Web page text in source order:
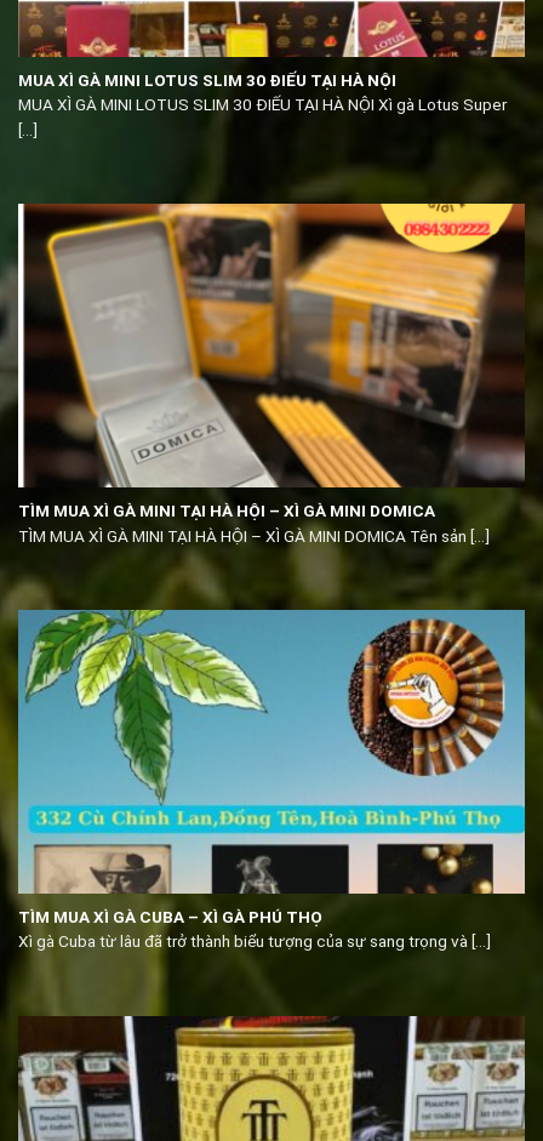
MUA XÌ GÀ MINI LOTUS SLIM 30 ĐIẾU TẠI HÀ NỘI
MUA XÌ GÀ MINI LOTUS SLIM 30 ĐIẾU TẠI HÀ NỘI Xì gà Lotus Super
[...]
TÌM MUA XÌ GÀ MINI TẠI HÀ HỘI – XÌ GÀ MINI DOMICA
TÌM MUA XÌ GÀ MINI TẠI HÀ HỘI – XÌ GÀ MINI DOMICA Tên sản [...]
TÌM MUA XÌ GÀ CUBA – XÌ GÀ PHÚ THỌ
Xì gà Cuba từ lâu đã trở thành biểu tượng của sự sang trọng và [...]